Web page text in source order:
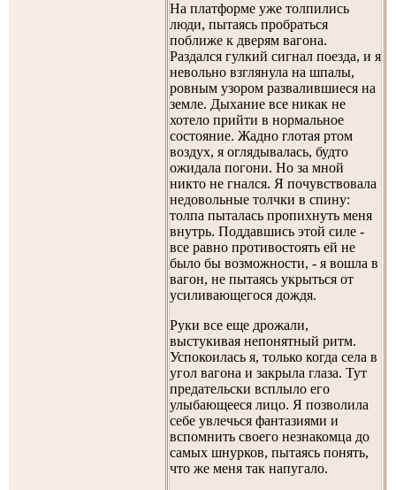
На платформе уже толпились
люди, пытаясь пробраться
поближе к дверям вагона.
Раздался гулкий сигнал поезда, и я
невольно взглянула на шпалы,
ровным узором развалившиеся на
земле. Дыхание все никак не
хотело прийти в нормальное
состояние. Жадно глотая ртом
воздух, я оглядывалась, будто
ожидала погони. Но за мной
никто не гнался. Я почувствовала
недовольные толчки в спину:
толпа пыталась пропихнуть меня
внутрь. Поддавшись этой силе -
все равно противостоять ей не
было бы возможности, - я вошла в
вагон, не пытаясь укрыться от
усиливающегося дождя.
Руки все еще дрожали,
выстукивая непонятный ритм.
Успокоилась я, только когда села в
угол вагона и закрыла глаза. Тут
предательски всплыло его
улыбающееся лицо. Я позволила
себе увлечься фантазиями и
вспомнить своего незнакомца до
самых шнурков, пытаясь понять,
что же меня так напугало.